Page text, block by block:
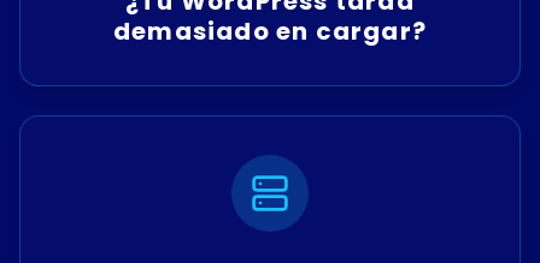
demasiado en cargar?